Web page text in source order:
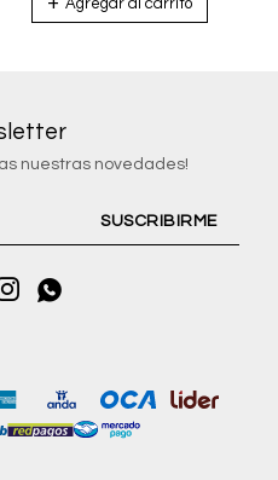
nuestras novedades!
SUSCRIBIRME
